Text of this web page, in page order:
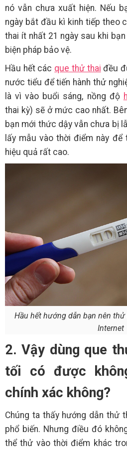
nó vẫn chưa xuất hiện. Nếu
ngày bắt đầu kì kinh tiếp theo
thai ít nhất 21 ngày sau khi
biện pháp bảo vệ.
Hầu hết các que thử thai đều
nước tiểu để tiến hành thử
là vì vào buổi sáng, nồng độ
thai kỳ) sẽ ở mức cao nhất.
bạn mới thức dậy vẫn chưa bị
lấy mẫu vào thời điểm này
hiệu quả rất cao.
Hầu hết hướng dẫn bạn nên
Internet
2. Vậy dùng que
tối có được
chính xác không?
Chúng ta thấy hướng dẫn thử
phổ biến. Nhưng điều đó
thể thử vào thời điểm khác